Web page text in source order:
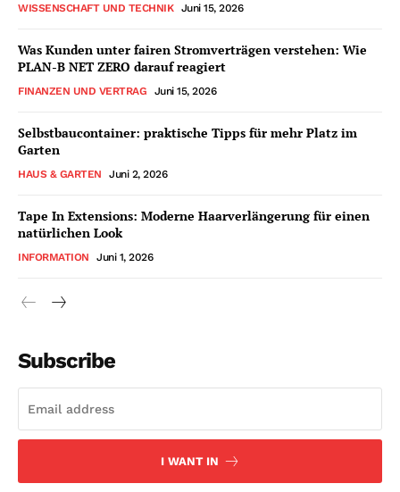
WISSENSCHAFT UND TECHNIK Juni 15, 2026
Was Kunden unter fairen Stromverträgen verstehen: Wie
PLAN-B NET ZERO darauf reagiert
FINANZEN UND VERTRAG Juni 15, 2026
Selbstbaucontainer: praktische Tipps für mehr Platz im
Garten
HAUS & GARTEN Juni 2, 2026
Tape In Extensions: Moderne Haarverlängerung für einen
natürlichen Look
INFORMATION Juni 1, 2026
Subscribe
I WANT IN